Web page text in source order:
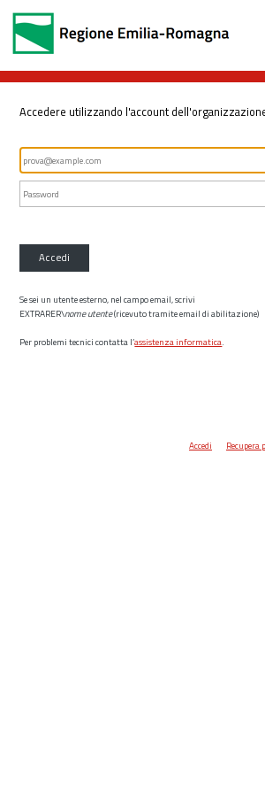
Accedere utilizzando l'account
Accedi
Se sei un utente esterno, nel campo email, scrivi
EXTRARER\nome utente(ricevuto tramite email di abilitazione)
Per problemi tecnici contatta l’assistenza informatica.
Accedi Recupera